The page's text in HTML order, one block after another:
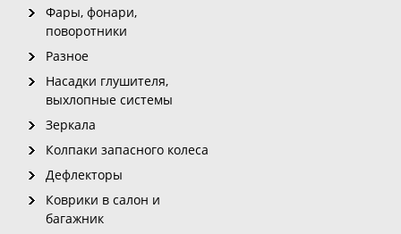
Фары, фонари,
поворотники
Разное
Насадки глушителя,
выхлопные системы
Зеркала
Колпаки запасного колеса
Дефлекторы
Коврики в салон и
багажник